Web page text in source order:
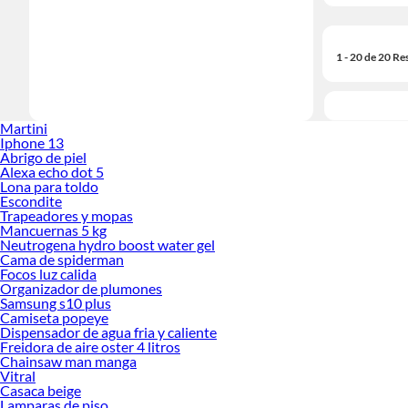
1 - 20 de 20
Martini
Iphone 13
Abrigo de piel
Alexa echo dot 5
Lona para toldo
Escondite
Trapeadores y mopas
Mancuernas 5 kg
Neutrogena hydro boost water gel
Cama de spiderman
Focos luz calida
Organizador de plumones
Samsung s10 plus
Camiseta popeye
Dispensador de agua fria y caliente
Freidora de aire oster 4 litros
Chainsaw man manga
Vitral
Casaca beige